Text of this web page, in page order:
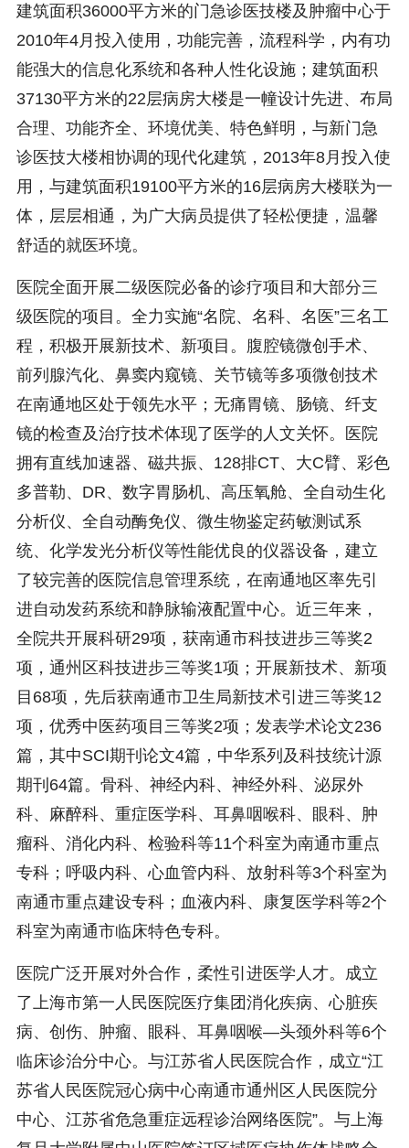
建筑面积36000平方米的门急诊医技楼及肿瘤中心于
2010年4月投入使用，功能完善，流程科学，内有功
能强大的信息化系统和各种人性化设施；建筑面积
37130平方米的22层病房大楼是一幢设计先进、布局
合理、功能齐全、环境优美、特色鲜明，与新门急
诊医技大楼相协调的现代化建筑，2013年8月投入使
用，与建筑面积19100平方米的16层病房大楼联为一
体，层层相通，为广大病员提供了轻松便捷，温馨
舒适的就医环境。
医院全面开展二级医院必备的诊疗项目和大部分三
级医院的项目。全力实施“名院、名科、名医”三名工
程，积极开展新技术、新项目。腹腔镜微创手术、
前列腺汽化、鼻窦内窥镜、关节镜等多项微创技术
在南通地区处于领先水平；无痛胃镜、肠镜、纤支
镜的检查及治疗技术体现了医学的人文关怀。医院
拥有直线加速器、磁共振、128排CT、大C臂、彩色
多普勒、DR、数字胃肠机、高压氧舱、全自动生化
分析仪、全自动酶免仪、微生物鉴定药敏测试系
统、化学发光分析仪等性能优良的仪器设备，建立
了较完善的医院信息管理系统，在南通地区率先引
进自动发药系统和静脉输液配置中心。近三年来，
全院共开展科研29项，获南通市科技进步三等奖2
项，通州区科技进步三等奖1项；开展新技术、新项
目68项，先后获南通市卫生局新技术引进三等奖12
项，优秀中医药项目三等奖2项；发表学术论文236
篇，其中SCI期刊论文4篇，中华系列及科技统计源
期刊64篇。骨科、神经内科、神经外科、泌尿外
科、麻醉科、重症医学科、耳鼻咽喉科、眼科、肿
瘤科、消化内科、检验科等11个科室为南通市重点
专科；呼吸内科、心血管内科、放射科等3个科室为
南通市重点建设专科；血液内科、康复医学科等2个
科室为南通市临床特色专科。
医院广泛开展对外合作，柔性引进医学人才。成立
了上海市第一人民医院医疗集团消化疾病、心脏疾
病、创伤、肿瘤、眼科、耳鼻咽喉—头颈外科等6个
临床诊治分中心。与江苏省人民医院合作，成立“江
苏省人民医院冠心病中心南通市通州区人民医院分
中心、江苏省危急重症远程诊治网络医院”。与上海